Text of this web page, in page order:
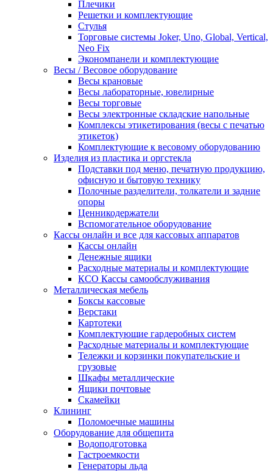
Плечики
Решетки и комплектующие
Стулья
Торговые системы Joker, Uno, Global, Vertical,
Neo Fix
Экономпанели и комплектующие
Весы / Весовое оборудование
Весы крановые
Весы лабораторные, ювелирные
Весы торговые
Весы электронные складские напольные
Комплексы этикетирования (весы с печатью
этикеток)
Комплектующие к весовому оборудованию
Изделия из пластика и оргстекла
Подставки под меню, печатную продукцию,
офисную и бытовую технику
Полочные разделители, толкатели и задние
опоры
Ценникодержатели
Вспомогательное оборудование
Кассы онлайн и все для кассовых аппаратов
Кассы онлайн
Денежные ящики
Расходные материалы и комплектующие
КСО Кассы самообслуживания
Металлическая мебель
Боксы кассовые
Верстаки
Картотеки
Комплектующие гардеробных систем
Расходные материалы и комплектующие
Тележки и корзинки покупательские и
грузовые
Шкафы металлические
Ящики почтовые
Скамейки
Клининг
Поломоечные машины
Оборудование для общепита
Водоподготовка
Гастроемкости
Генераторы льда